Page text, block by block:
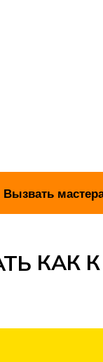
КАК